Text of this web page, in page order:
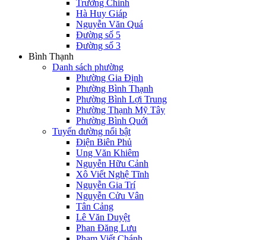
Trường Chinh
Hà Huy Giáp
Nguyễn Văn Quá
Đường số 5
Đường số 3
Bình Thạnh
Danh sách phường
Phường Gia Định
Phường Bình Thạnh
Phường Bình Lợi Trung
Phường Thạnh Mỹ Tây
Phường Bình Quới
Tuyến đường nổi bật
Điện Biên Phủ
Ung Văn Khiêm
Nguyễn Hữu Cảnh
Xô Viết Nghệ Tĩnh
Nguyễn Gia Trí
Nguyễn Cửu Vân
Tân Cảng
Lê Văn Duyệt
Phan Đăng Lưu